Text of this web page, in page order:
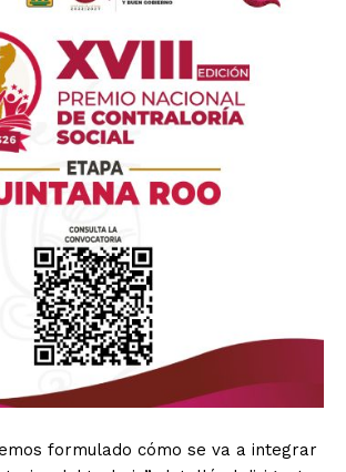
formulado cómo se va a integrar